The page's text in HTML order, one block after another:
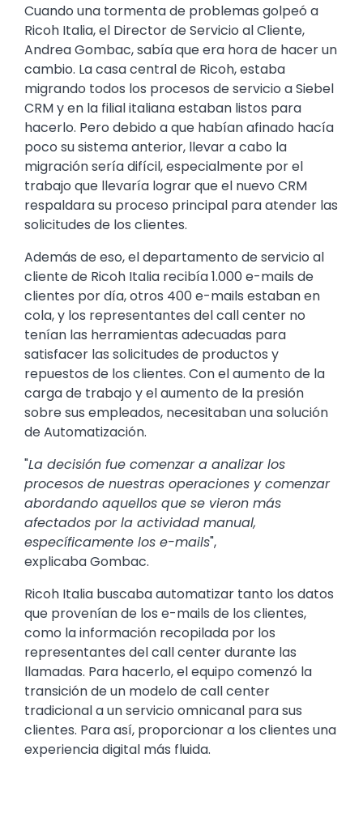
Text
Cuando una tormenta de problemas golpeó a
Ricoh Italia, el Director de Servicio al Cliente,
Andrea Gombac, sabía que era hora de hacer un
cambio. La casa central de Ricoh, estaba
migrando todos los procesos de servicio a Siebel
CRM y en la filial italiana estaban listos para
hacerlo. Pero debido a que habían afinado hacía
poco su sistema anterior, llevar a cabo la
migración sería difícil, especialmente por el
trabajo que llevaría lograr que el nuevo CRM
respaldara su proceso principal para atender las
solicitudes de los clientes.
Además de eso, el departamento de servicio al
cliente de Ricoh Italia recibía 1.000 e-mails de
clientes por día, otros 400 e-mails estaban en
cola, y los representantes del call center no
tenían las herramientas adecuadas para
satisfacer las solicitudes de productos y
repuestos de los clientes. Con el aumento de la
carga de trabajo y el aumento de la presión
sobre sus empleados, necesitaban una solución
de Automatización.
"La decisión fue comenzar a analizar los
procesos de nuestras operaciones y comenzar
abordando aquellos que se vieron más
afectados por la actividad manual,
específicamente los e-mails",
explicaba Gombac.
Ricoh Italia buscaba automatizar tanto los datos
que provenían de los e-mails de los clientes,
como la información recopilada por los
representantes del call center durante las
llamadas. Para hacerlo, el equipo comenzó la
transición de un modelo de call center
tradicional a un servicio omnicanal para sus
clientes. Para así, proporcionar a los clientes una
experiencia digital más fluida.